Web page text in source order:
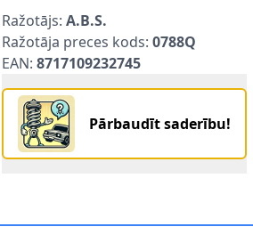
LOKS A.B.S. 0788Q 1
Ražotājs: A.B.S.
Ražotāja preces kods: 0788Q
EAN: 8717109232745
Pārbaudīt saderību!